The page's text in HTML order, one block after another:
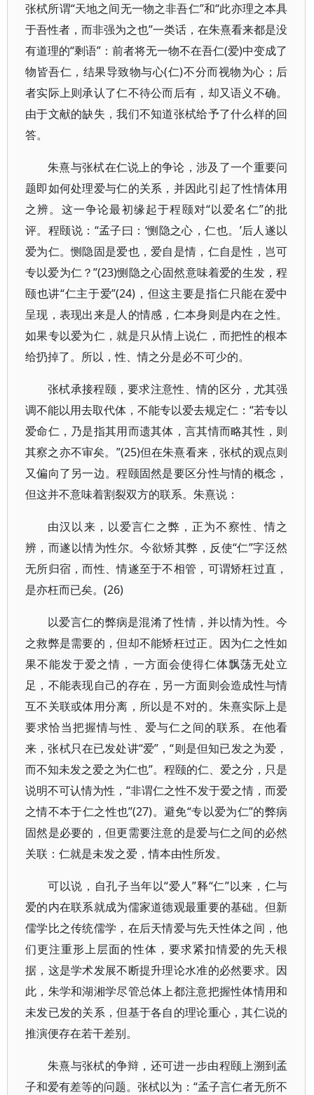
张栻所谓“天地之间无一物之非吾仁”和“此亦理之本具
于吾性者，而非强为之也”一类话，在朱熹看来都是没
有道理的“剩语”：前者将无一物不在吾仁(爱)中变成了
物皆吾仁，结果导致物与心(仁)不分而视物为心；后
者实际上则承认了仁不待公而后有，却又语义不确。
由于文献的缺失，我们不知道张栻给予了什么样的回
答。
朱熹与张栻在仁说上的争论，涉及了一个重要问
题即如何处理爱与仁的关系，并因此引起了性情体用
之辨。这一争论最初缘起于程颐对“以爱名仁”的批
评。程颐说：“孟子曰：‘恻隐之心，仁也。’后人遂以
爱为仁。恻隐固是爱也，爱自是情，仁自是性，岂可
专以爱为仁？”(23)恻隐之心固然意味着爱的生发，程
颐也讲“仁主于爱”(24)，但这主要是指仁只能在爱中
呈现，表现出来是人的情感，仁本身则是内在之性。
如果专以爱为仁，就是只从情上说仁，而把性的根本
给扔掉了。所以，性、情之分是必不可少的。
张栻承接程颐，要求注意性、情的区分，尤其强
调不能以用去取代体，不能专以爱去规定仁：“若专以
爱命仁，乃是指其用而遗其体，言其情而略其性，则
其察之亦不审矣。”(25)但在朱熹看来，张栻的观点则
又偏向了另一边。程颐固然是要区分性与情的概念，
但这并不意味着割裂双方的联系。朱熹说：
由汉以来，以爱言仁之弊，正为不察性、情之
辨，而遂以情为性尔。今欲矫其弊，反使“仁”字泛然
无所归宿，而性、情遂至于不相管，可谓矫枉过直，
是亦枉而已矣。(26)
以爱言仁的弊病是混淆了性情，并以情为性。今
之救弊是需要的，但却不能矫枉过正。因为仁之性如
果不能发于爱之情，一方面会使得仁体飘荡无处立
足，不能表现自己的存在，另一方面则会造成性与情
互不关联或体用分离，所以是不对的。朱熹实际上是
要求恰当把握情与性、爱与仁之间的联系。在他看
来，张栻只在已发处讲“爱”，“则是但知已发之为爱，
而不知未发之爱之为仁也”。程颐的仁、爱之分，只是
说明不可认情为性，“非谓仁之性不发于爱之情，而爱
之情不本于仁之性也”(27)。避免“专以爱为仁”的弊病
固然是必要的，但更需要注意的是爱与仁之间的必然
关联：仁就是未发之爱，情本由性所发。
可以说，自孔子当年以“爱人”释“仁”以来，仁与
爱的内在联系就成为儒家道德观最重要的基础。但新
儒学比之传统儒学，在后天情爱与先天性体之间，他
们更注重形上层面的性体，要求紧扣情爱的先天根
据，这是学术发展不断提升理论水准的必然要求。因
此，朱学和湖湘学尽管总体上都注意把握性体情用和
未发已发的关系，但基于各自的理论重心，其仁说的
推演便存在若干差别。
朱熹与张栻的争辩，还可进一步由程颐上溯到孟
子和爱有差等的问题。张栻以为：“孟子言仁者无所不